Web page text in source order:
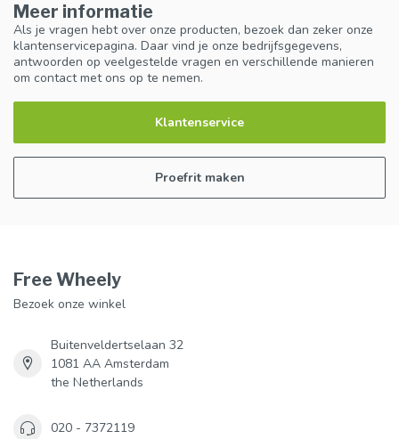
Meer informatie
Als je vragen hebt over onze producten, bezoek dan zeker onze
klantenservicepagina. Daar vind je onze bedrijfsgegevens,
antwoorden op veelgestelde vragen en verschillende manieren
om contact met ons op te nemen.
Klantenservice
Proefrit maken
Free Wheely
Bezoek onze winkel
Buitenveldertselaan 32
1081 AA Amsterdam
the Netherlands
020 - 7372119